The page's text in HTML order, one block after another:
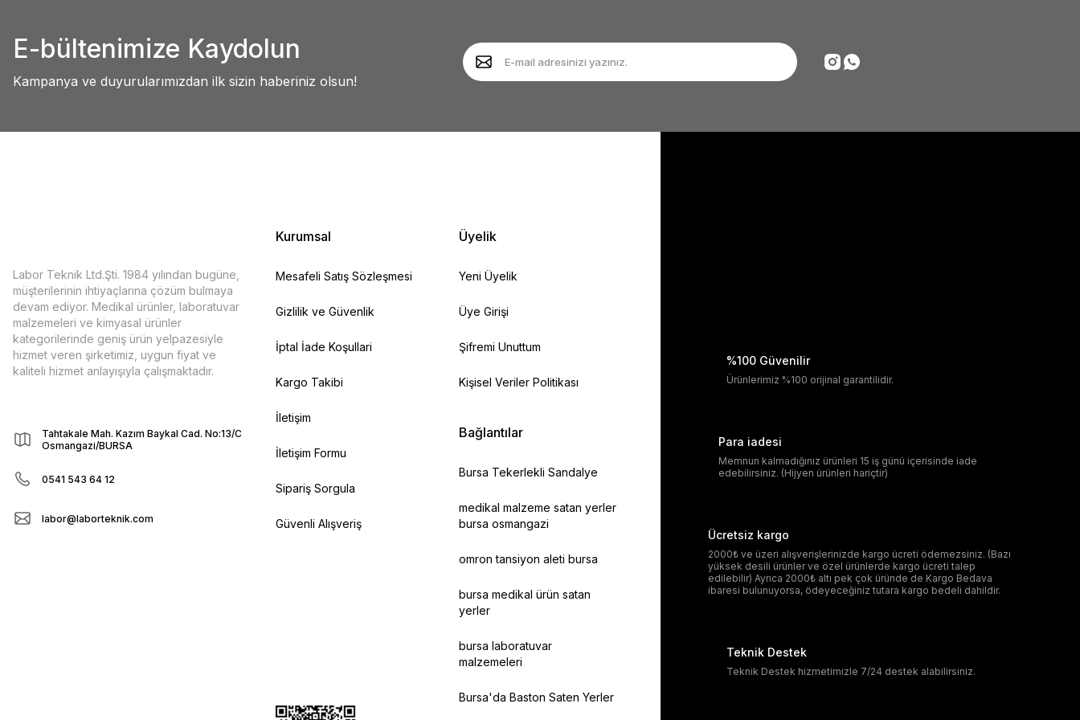
Ürün açıklamasında eksik bilgiler bulunuyor.
Ürün fiyatı diğer sitelerden daha pahalı.
Deneyimini Paylaş
E-bültenimize Kaydolun
Kampanya ve duyurularımızdan ilk sizin haberiniz olsun!
Labor Teknik Ltd.Şti. 1984 yılından bugüne,
müşterilerinin ihtiyaçlarına çözüm bulmaya
devam ediyor. Medikal ürünler, laboratuvar
malzemeleri ve kimyasal ürünler
kategorilerinde geniş ürün yelpazesiyle
hizmet veren şirketimiz, uygun fiyat ve
kaliteli hizmet anlayışıyla çalışmaktadır.
Tahtakale Mah. Kazım Baykal Cad. No:13/C
Osmangazi/BURSA
0541 543 64 12
labor@laborteknik.com
Kurumsal
Mesafeli Satış Sözleşmesi
Gizlilik ve Güvenlik
İptal İade Koşullari
Kargo Takibi
İletişim
İletişim Formu
Sipariş Sorgula
Güvenli Alışveriş
Üyelik
Yeni Üyelik
Üye Girişi
Şifremi Unuttum
Kişisel Veriler Politikası
Bağlantılar
Bursa Tekerlekli Sandalye
medikal malzeme satan yerler
bursa osmangazi
omron tansiyon aleti bursa
bursa medikal ürün satan
yerler
bursa laboratuvar
malzemeleri
Bursa'da Baston Saten Yerler
%100 Güvenilir
Ürünlerimiz %100 orijinal garantilidir.
Para iadesi
Memnun kalmadığınız ürünleri 15 iş günü içerisinde iade
edebilirsiniz. (Hijyen ürünleri hariçtir)
Ücretsiz kargo
2000₺ ve üzeri alışverişlerinizde kargo ücreti ödemezsiniz. (Bazı
yüksek desili ürünler ve özel ürünlerde kargo ücreti talep
edilebilir) Ayrıca 2000₺ altı pek çok üründe de Kargo Bedava
ibaresi bulunuyorsa, ödeyeceğiniz tutara kargo bedeli dahildir.
Teknik Destek
Teknik Destek hizmetimizle 7/24 destek alabilirsiniz.